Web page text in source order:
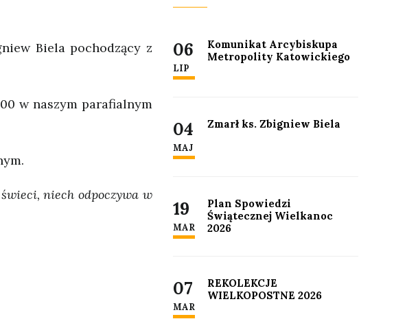
Biela pochodzący z
w naszym parafialnym
niech odpoczywa w
06
LIP
Komunikat Arcybiskupa
Metropolity Katowickiego
04
MAJ
Zmarł ks. Zbigniew Biela
19
MAR
Plan Spowiedzi
Świątecznej Wielkanoc
2026
07
MAR
REKOLEKCJE
WIELKOPOSTNE 2026